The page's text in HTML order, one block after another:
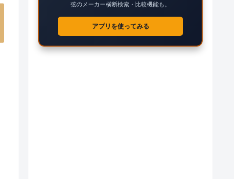
弦のメーカー横断検索・比較機能も。
アプリを使ってみる